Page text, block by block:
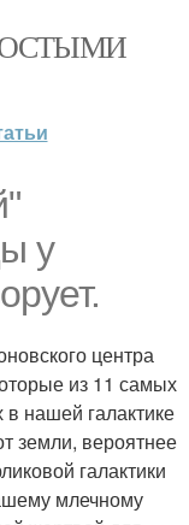
у
центра
из 11 самых
нашей галактике
земли, вероятнее
галактики
млечному